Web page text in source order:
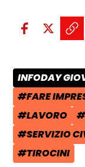
Condividi sui
CATEGORIA
INFODAY
TAG:
#FARE
TAG:
#LAVORO
TAG:
#SERVIZIO
TAG:
#TIROCINI